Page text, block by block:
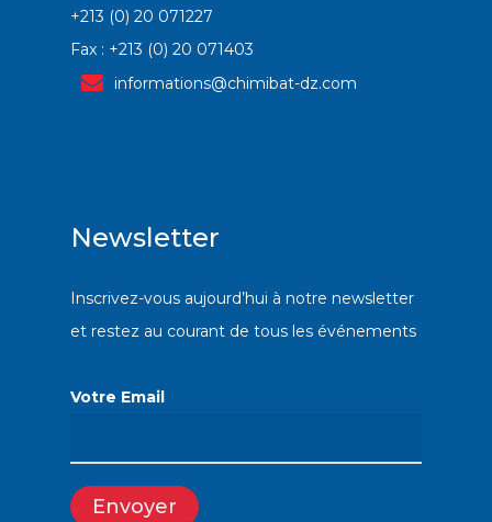
+213 (0) 20 071227
Fax : +213 (0) 20 071403
informations@chimibat-dz.com
Newsletter
Inscrivez-vous aujourd’hui à notre newsletter
et restez au courant de tous les événements
Votre Email